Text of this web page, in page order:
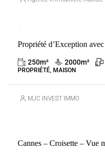
Propriété d’Exception
250m² 2000m²
PROPRIÉTÉ, MAISON
MJC INVEST IMMO
Cannes – Croisette – Vue